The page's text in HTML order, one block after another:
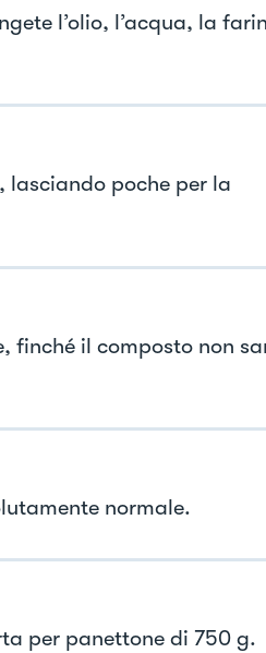
l’olio, l’acqua, la
lasciando poche per la
finché il composto non
normale.
per panettone di 750 g.